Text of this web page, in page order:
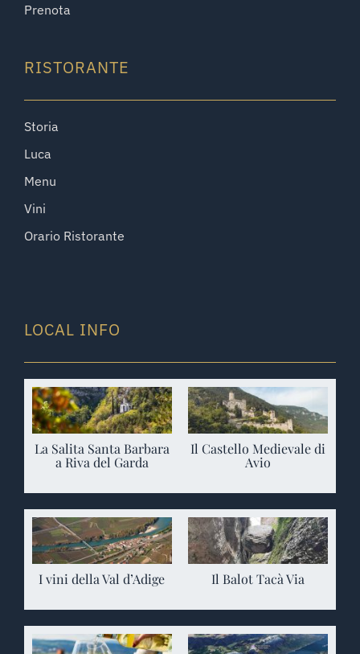
Prenota
RISTORANTE
Storia
Luca
Menu
Vini
Orario Ristorante
LOCAL INFO
La Salita Santa Barbara
a Riva del Garda
Il Castello Medievale di
Avio
I vini della Val d’Adige Il Balot Tacà Via